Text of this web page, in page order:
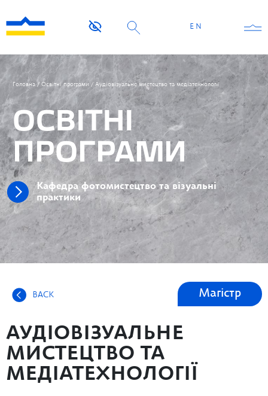
EN
Головна / Освітні програми / Аудіовізуальне мистецтво та медіатехнології
ОСВІТНІ
ПРОГРАМИ
Кафедра фотомистецтво та візуальні
практики
BACK Магістр
АУДІОВІЗУАЛЬНЕ
МИСТЕЦТВО ТА
МЕДІАТЕХНОЛОГІЇ